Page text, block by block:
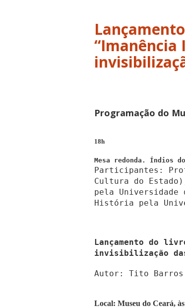
“Imanência
Programação do
18h
Mesa redonda. Índios
Participantes:
Cultura do
pela Universidade
História pela
Lançamento do
invisibilização
Autor: Tito Barros
Local: Museu do Ceará,